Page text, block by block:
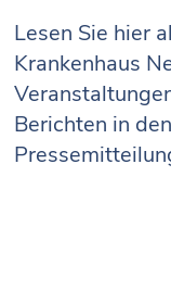
Lesen Sie hier
Krankenhaus
Berichten in